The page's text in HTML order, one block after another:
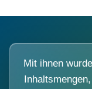
Mit ihnen